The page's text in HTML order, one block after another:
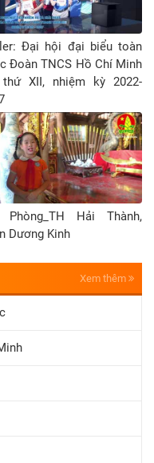
Đại hội đại biểu toàn
Đoàn TNCS Hồ Chí Minh
thứ XII, nhiệm kỳ 2022-
Phòng_TH Hải Thành,
Dương Kinh
Xem thêm